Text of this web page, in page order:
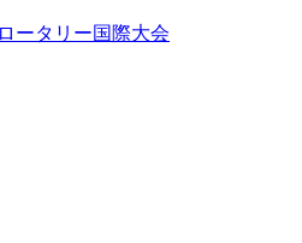
ータリー国際大会